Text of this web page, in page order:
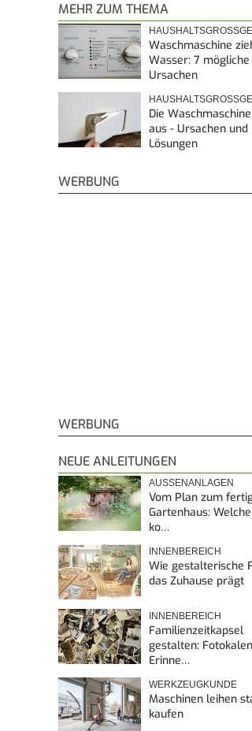
MEHR ZUM THEMA
Waschmaschine
Wasser: 7 mögliche
Ursachen
Die
aus - Ursachen und
Lösungen
WERBUNG
WERBUNG
NEUE ANLEITUNGEN
AUSSENANLAGEN
Vom Plan zum
Gartenhaus:
ko…
INNENBEREICH
Wie gestalterische
das Zuhause prägt
INNENBEREICH
Familienzeitkapsel
gestalten:
Erinne…
WERKZEUGKUNDE
Maschinen leihen
kaufen